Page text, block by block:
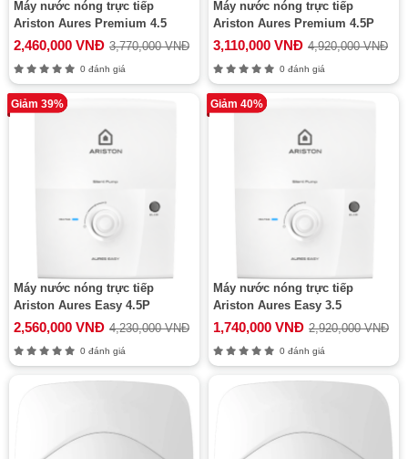
Máy nước nóng trực tiếp
Ariston Aures Premium 4.5
2,460,000 VNĐ 3,770,000 VNĐ
0 đánh giá
Máy nước nóng trực tiếp
Ariston Aures Premium 4.5P
3,110,000 VNĐ 4,920,000 VNĐ
0 đánh giá
Giảm 39%
Máy nước nóng trực tiếp
Ariston Aures Easy 4.5P
2,560,000 VNĐ 4,230,000 VNĐ
0 đánh giá
Giảm 40%
Máy nước nóng trực tiếp
Ariston Aures Easy 3.5
1,740,000 VNĐ 2,920,000 VNĐ
0 đánh giá